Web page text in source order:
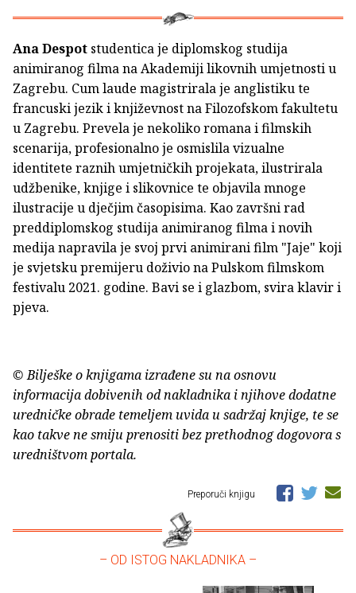
Ana Despot studentica je diplomskog studija
animiranog filma na Akademiji likovnih umjetnosti u
Zagrebu. Cum laude magistrirala je anglistiku te
francuski jezik i književnost na Filozofskom fakultetu
u Zagrebu. Prevela je nekoliko romana i filmskih
scenarija, profesionalno je osmislila vizualne
identitete raznih umjetničkih projekata, ilustrirala
udžbenike, knjige i slikovnice te objavila mnoge
ilustracije u dječjim časopisima. Kao završni rad
preddiplomskog studija animiranog filma i novih
medija napravila je svoj prvi animirani film "Jaje" koji
je svjetsku premijeru doživio na Pulskom filmskom
festivalu 2021. godine. Bavi se i glazbom, svira klavir i
pjeva.
© Bilješke o knjigama izrađene su na osnovu
informacija dobivenih od nakladnika i njihove dodatne
uredničke obrade temeljem uvida u sadržaj knjige, te se
kao takve ne smiju prenositi bez prethodnog dogovora s
uredništvom portala.
Preporuči knjigu
– OD ISTOG NAKLADNIKA –